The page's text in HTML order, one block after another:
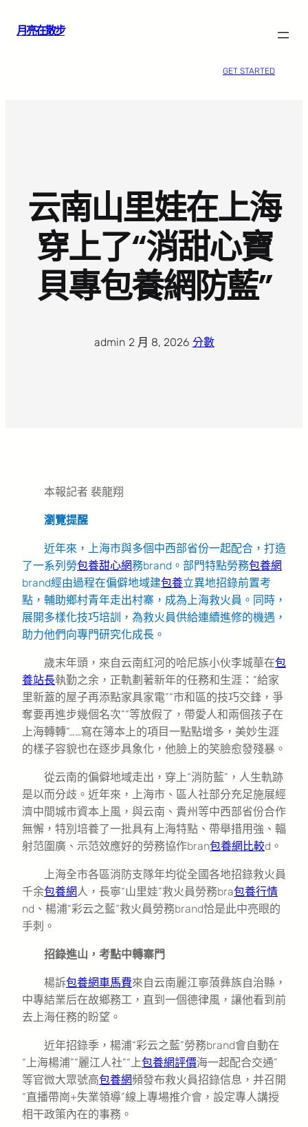
月亮在散步
GET STARTED
云南山里娃在上海
穿上了“消甜心寶
貝專包養網防藍”
admin· 2 月 8, 2026· 分數
本報記者 裴龍翔
瀏覽提醒
近年來，上海市與多個中西部省份一起配合，打造
了一系列勞包養甜心網務brand。部門特點勞務包養網
brand經由過程在偏僻地域建包養立異地招錄前置考
點，輔助鄉村青年走出村寨，成為上海救火員。同時，
展開多樣化技巧培訓，為救火員供給連續進修的機遇，
助力他們向專門研究化成長。
歲末年頭，來自云南紅河的哈尼族小伙李城華在包
養站長執勤之余，正軌劃著新年的任務和生涯：“給家
里新蓋的屋子再添點家具家電”“市和區的技巧交鋒，爭
奪要再進步幾個名次”“等放假了，帶愛人和兩個孩子在
上海轉轉”……寫在簿本上的項目一點點增多，美妙生涯
的樣子容貌也在逐步具象化，他臉上的笑臉愈發殘暴。
從云南的偏僻地域走出，穿上“消防藍”，人生軌跡
是以而分歧。近年來，上海市、區人社部分充足施展經
濟中間城市資本上風，與云南、貴州等中西部省份合作
無懈，特別培養了一批具有上海特點、帶舉措用強、輻
射范圍廣、示范效應好的勞務協作bran包養網比較d。
上海全市各區消防支隊年均從全國各地招錄救火員
千余包養網人，長寧“山里娃”救火員勞務bra包養行情
nd、楊浦“彩云之藍”救火員勞務brand恰是此中亮眼的
手刺。
招錄進山，考點中轉寨門
楊訴包養網車馬費來自云南麗江寧蒗彝族自治縣，
中專結業后在故鄉務工，直到一個德律風，讓他看到前
去上海任務的盼望。
近年招錄季，楊浦“彩云之藍”勞務brand會自動在
“上海楊浦”“麗江人社”“上包養網評價海一起配合交通”
等官微大眾號高包養網頻發布救火員招錄信息，并召開
“直播帶崗+失業領導”線上專場推介會，設定專人講授
相干政策內在的事務。